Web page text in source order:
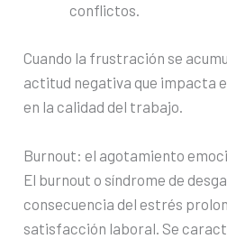
conflictos.
Cuando la frustración se
actitud negativa que impacta
en la calidad del trabajo.
Burnout: el agotamiento
El burnout o síndrome de
consecuencia del estrés
satisfacción laboral. Se